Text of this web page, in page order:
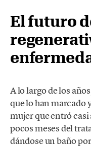
El futuro
A lo largo de los
que lo han marcado
mujer que entró casi
pocos meses del
dándose un baño